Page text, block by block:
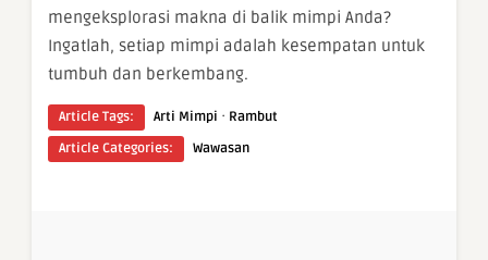
mengeksplorasi makna di balik mimpi Anda?
Ingatlah, setiap mimpi adalah kesempatan untuk
tumbuh dan berkembang.
Article Tags: Arti Mimpi · Rambut
Article Categories:
Wawasan